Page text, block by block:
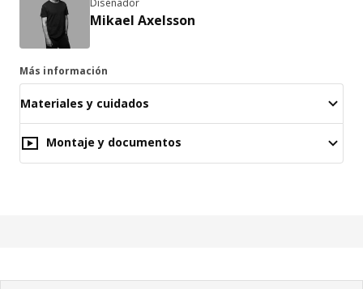
Diseñador
Mikael Axelsson
Más información
Materiales y cuidados
Montaje y documentos